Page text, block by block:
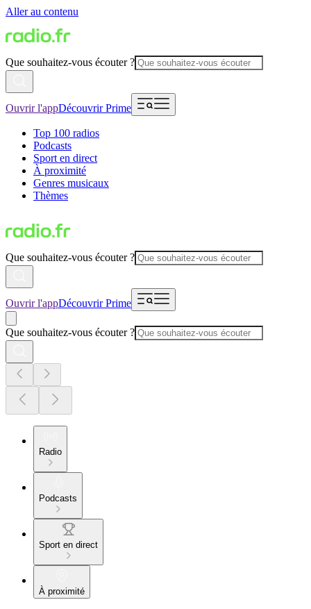
Aller au contenu
Que souhaitez-vous écouter ?
Ouvrir l'appDécouvrir Prime
Top 100 radios
Podcasts
Sport en direct
À proximité
Genres musicaux
Thèmes
Que souhaitez-vous écouter ?
Ouvrir l'appDécouvrir Prime
Que souhaitez-vous écouter ?
Radio
Podcasts
Sport en direct
À proximité